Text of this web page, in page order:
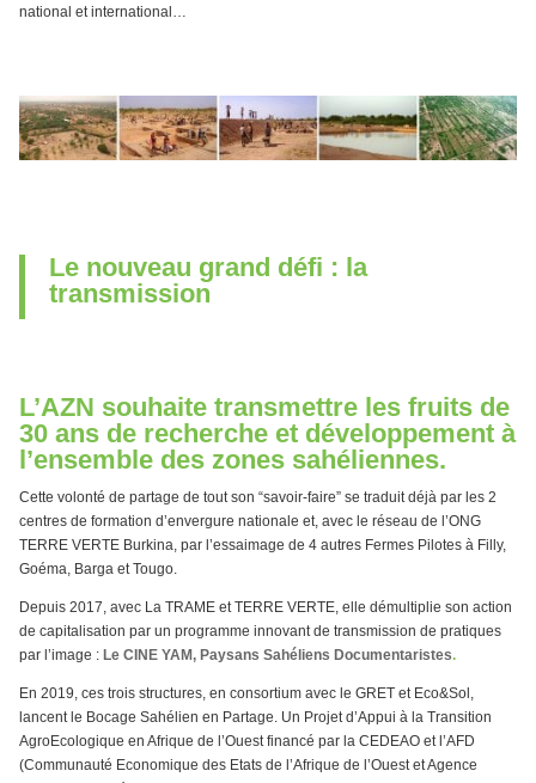
national et international…
Le nouveau grand défi : la
transmission
L’AZN souhaite transmettre les fruits de
30 ans de recherche et développement à
l’ensemble des zones sahéliennes.
Cette volonté de partage de tout son “savoir-faire” se traduit déjà par les 2
centres de formation d’envergure nationale et, avec le réseau de l’ONG
TERRE VERTE Burkina, par l’essaimage de 4 autres Fermes Pilotes à Filly,
Goéma, Barga et Tougo.
Depuis 2017, avec La TRAME et TERRE VERTE, elle démultiplie son action
de capitalisation par un programme innovant de transmission de pratiques
par l’image : Le CINE YAM, Paysans Sahéliens Documentaristes.
En 2019, ces trois structures, en consortium avec le GRET et Eco&Sol,
lancent le Bocage Sahélien en Partage. Un Projet d’Appui à la Transition
AgroEcologique en Afrique de l’Ouest financé par la CEDEAO et l’AFD
(Communauté Economique des Etats de l’Afrique de l’Ouest et Agence